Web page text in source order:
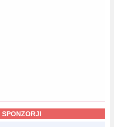
SPONZORJI